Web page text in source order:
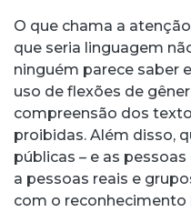
O que chama a
que seria linguagem
ninguém parece saber
uso de flexões de
compreensão dos
proibidas. Além disso,
públicas – e as
a pessoas reais e
com o